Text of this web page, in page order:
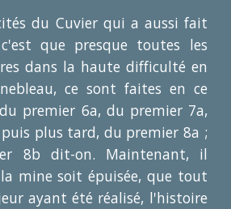
du Cuvier qui a aussi fait
que presque toutes les
dans la haute difficulté en
ce sont faites en ce
premier 6a, du premier 7a,
plus tard, du premier 8a ;
8b dit-on. Maintenant, il
mine soit épuisée, que tout
ayant été réalisé, l'histoire